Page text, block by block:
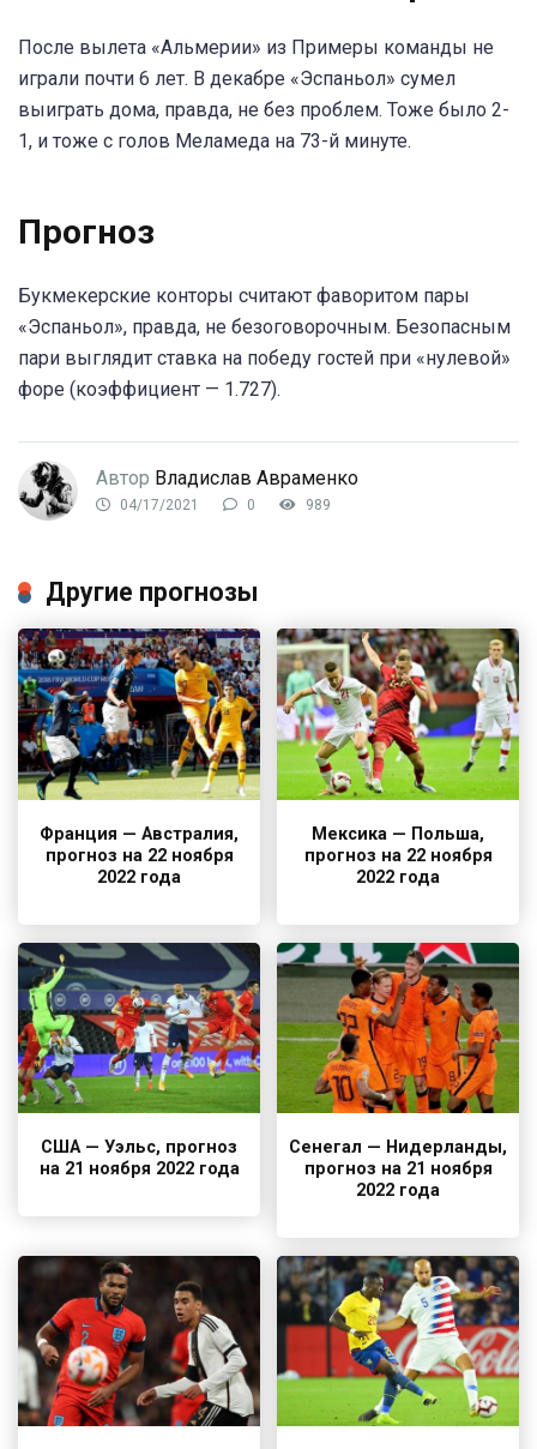
После вылета «Альмерии» из Примеры команды не
играли почти 6 лет. В декабре «Эспаньол» сумел
выиграть дома, правда, не без проблем. Тоже было 2-
1, и тоже с голов Меламеда на 73-й минуте.
Прогноз
Букмекерские конторы считают фаворитом пары
«Эспаньол», правда, не безоговорочным. Безопасным
пари выглядит ставка на победу гостей при «нулевой»
форе (коэффициент — 1.727).
Автор Владислав Авраменко
04/17/2021 0 989
Другие прогнозы
Франция — Австралия,
прогноз на 22 ноября
2022 года
Мексика — Польша,
прогноз на 22 ноября
2022 года
США — Уэльс, прогноз
на 21 ноября 2022 года
Сенегал — Нидерланды,
прогноз на 21 ноября
2022 года